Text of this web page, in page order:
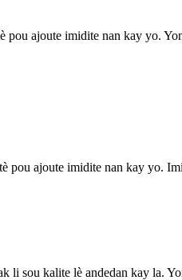
ajoute imidite nan kay yo.
ajoute imidite nan kay yo.
li sou kalite lè andedan kay la.